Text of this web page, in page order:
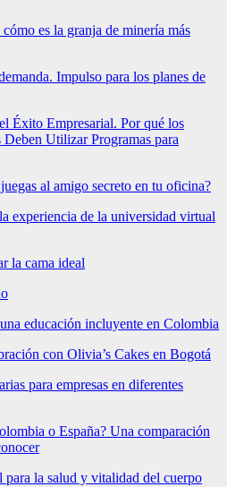
es la granja de minería más
Impulso para los planes de
Éxito Empresarial. Por qué los
Utilizar Programas para
al amigo secreto en tu oficina?
experiencia de la universidad virtual
la cama ideal
educación incluyente en Colombia
con Olivia’s Cakes en Bogotá
para empresas en diferentes
o España? Una comparación
para la salud y vitalidad del cuerpo